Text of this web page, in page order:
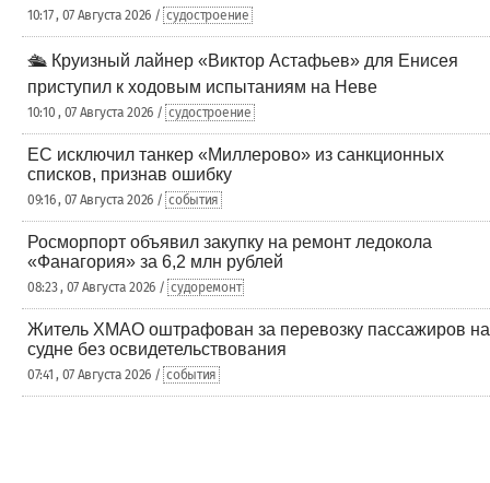
10:17 , 07 Августа 2026 / судостроение
🛳️ Круизный лайнер «Виктор Астафьев» для Енисея
приступил к ходовым испытаниям на Неве
10:10 , 07 Августа 2026 / судостроение
ЕС исключил танкер «Миллерово» из санкционных
списков, признав ошибку
09:16 , 07 Августа 2026 / события
Росморпорт объявил закупку на ремонт ледокола
«Фанагория» за 6,2 млн рублей
08:23 , 07 Августа 2026 / судоремонт
Житель ХМАО оштрафован за перевозку пассажиров на
судне без освидетельствования
07:41 , 07 Августа 2026 / события